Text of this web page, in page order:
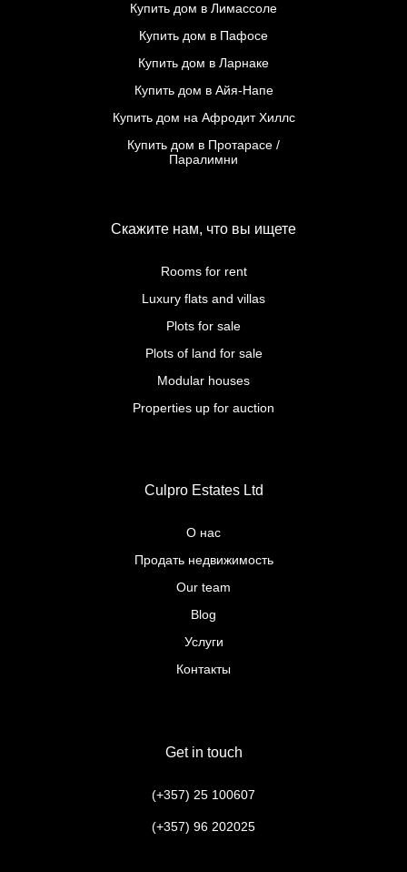
Скажите нам, что вы ищете
Culpro Estates Ltd
Get in touch
Купить дом в Лимассоле
Купить дом в Пафосе
Купить дом в Ларнаке
Купить дом в Айя-Напе
Купить дом на Афродит Хиллс
Купить дом в Протарасе /
Паралимни
Rooms for rent
Luxury flats and villas
Plots for sale
Plots of land for sale
Modular houses
Properties up for auction
О нас
Продать недвижимость
Our team
Blog
Услуги
Контакты
(+357) 25 100607
(+357) 96 202025